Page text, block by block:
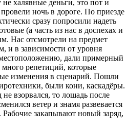
халявные деньги, это пот и
ночь в дороге. По приезде
сразу попросили надеть
(а часть из нас в доспехах и
Нас отсмотрели на предмет
и в зависимости от уровня
дали примерный
много репетиций, которые
изменения в сценарий. Пошли
были кони, каскадёры.
не взорвался, то лошадь после
ветер и знамя развевается
Рабочие закапывают новый заряд,